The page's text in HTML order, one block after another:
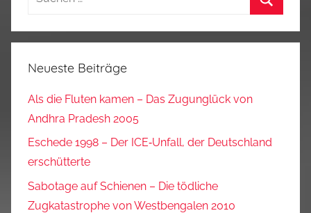
Neueste Beiträge
Als die Fluten kamen – Das Zugunglück von
Andhra Pradesh 2005
Eschede 1998 – Der ICE‑Unfall, der Deutschland
erschütterte
Sabotage auf Schienen – Die tödliche
Zugkatastrophe von Westbengalen 2010